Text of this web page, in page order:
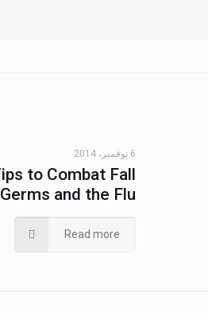
6 نوفمبر، 2014
to Combat Fall
Germs and the Flu
Read more